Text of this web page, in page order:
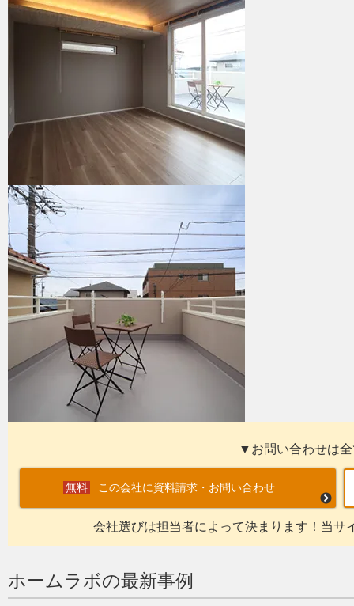
▼お問い合わせは
この会社に資料請求・お問い合わせ
会社選びは担当者によって決まります！当サ
ホームラボの最新事例